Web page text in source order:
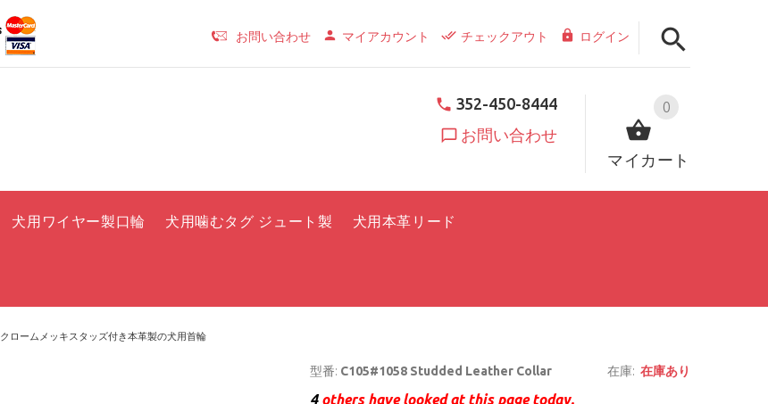
お問い合わせ マイアカウント チェックアウト ログイン
0
マイカート
352-450-8444
お問い合わせ
犬用ワイヤー製口輪 犬用噛むタグ ジュート製 犬用本革リード
クロームメッキスタッズ付き本革製の犬用首輪
型番: C105#1058 Studded Leather Collar 在庫: 在庫あり
4others have looked at this page today.